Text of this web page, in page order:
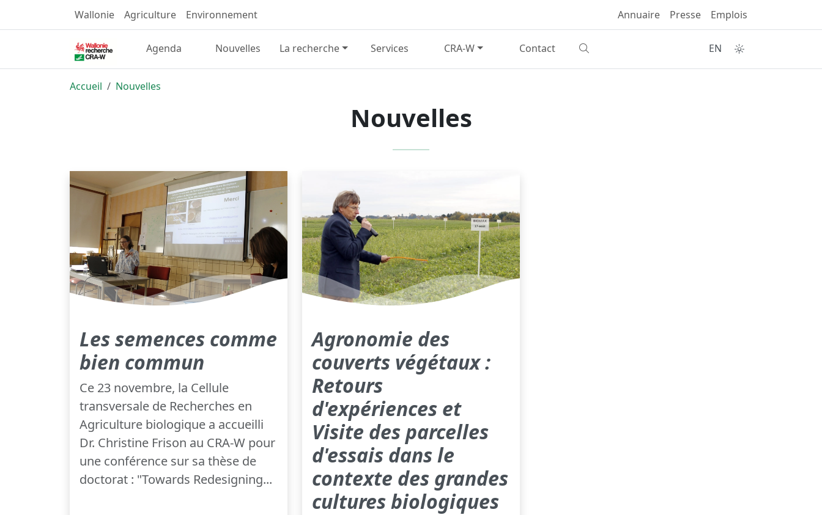
Wallonie Agriculture Environnement Annuaire Presse Emplois
Agenda Nouvelles La recherche Services CRA-W Contact EN
Accueil Nouvelles
Nouvelles
Les semences comme
bien commun
Ce 23 novembre, la Cellule
transversale de Recherches en
Agriculture biologique a accueilli
Dr. Christine Frison au CRA-W pour
une conférence sur sa thèse de
doctorat : "Towards Redesigning...
Agronomie des
couverts végétaux :
Retours
d'expériences et
Visite des parcelles
d'essais dans le
contexte des grandes
cultures biologiques